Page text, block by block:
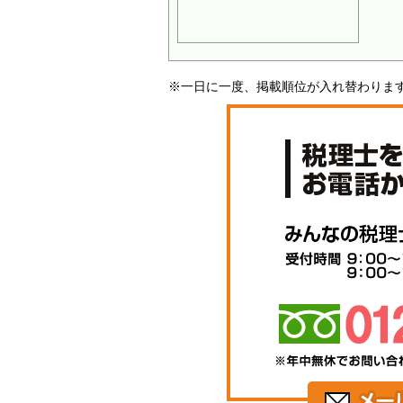
※一日に一度、掲載順位が入れ替わりま